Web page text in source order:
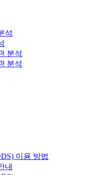
석
분석
분석
이용 방법
내